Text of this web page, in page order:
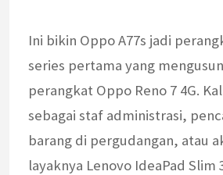
Ini bikin Oppo A77s jadi
series pertama yang
perangkat Oppo Reno 7 4G.
sebagai staf administrasi,
barang di pergudangan, atau
layaknya Lenovo IdeaPad Slim